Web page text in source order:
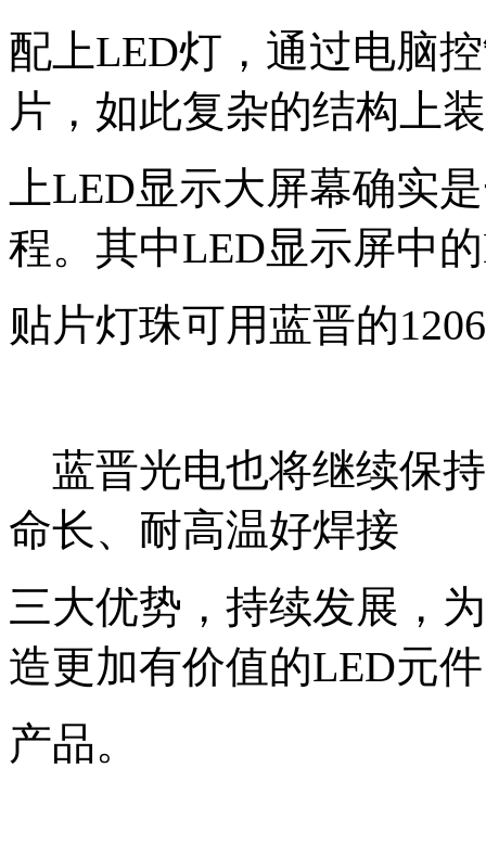
配上LED灯，通过电脑
片，如此复杂的结构上装
上LED显示大屏幕确实
程。其中LED显示屏中
贴片灯珠可用蓝晋的
蓝晋光电也将继续保
命长、耐高温好焊接
三大优势，持续发展，
造更加有价值的LED元件
产品。